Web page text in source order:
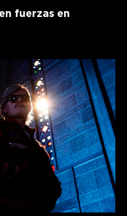
fuerzas en